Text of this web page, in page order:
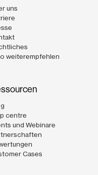
uns
weiterempfehlen
centre
und Webinare
Cases